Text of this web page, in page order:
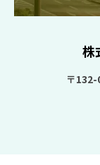
株
〒